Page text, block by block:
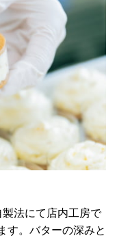
法にて店内工房で
す。バターの深みと